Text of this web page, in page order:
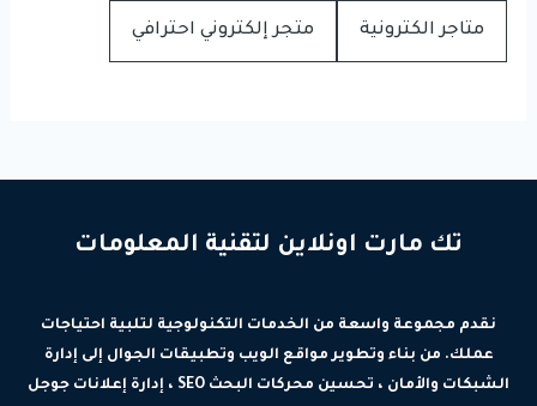
متاجر الكترونية متجر إلكتروني احترافي
تك مارت اونلاين لتقنية المعلومات
نقدم مجموعة واسعة من الخدمات التكنولوجية لتلبية احتياجات
عملك. من بناء وتطوير مواقع الويب وتطبيقات الجوال إلى إدارة
الشبكات والأمان ، تحسين محركات البحث SEO ، إدارة إعلانات جوجل